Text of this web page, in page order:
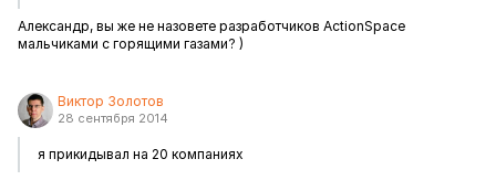
Александр, вы же не назовете разработчиков ActionSpace
мальчиками с горящими газами? )
Виктор Золотов
28 сентября 2014
я прикидывал на 20 компаниях